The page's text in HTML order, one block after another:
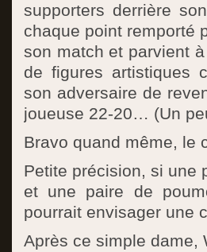
supporters derrière
chaque point remporté
son match et parvient
de figures artistiques
son adversaire de
joueuse 22-20… (Un
Bravo quand même, le
Petite précision, si une
et une paire de
pourrait envisager une
Après ce simple dame,